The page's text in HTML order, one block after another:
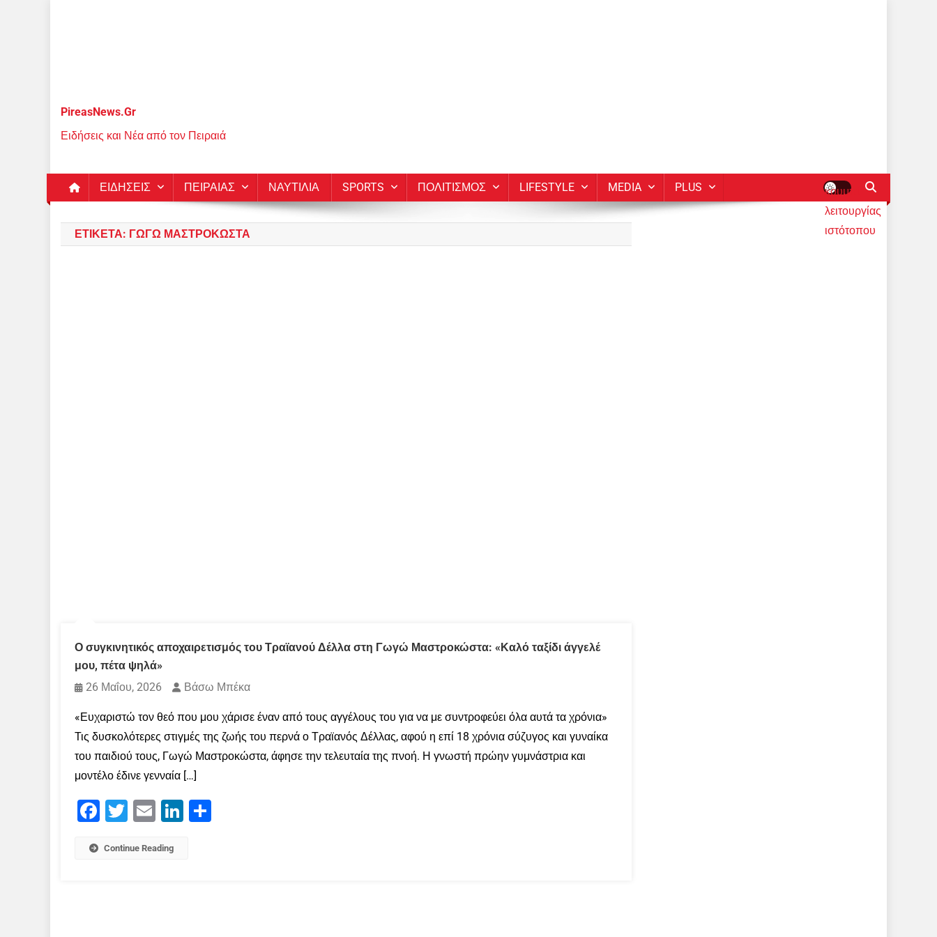
PireasNews.Gr
Ειδήσεις και Νέα από τον Πειραιά
ΕΙΔΗΣΕΙΣ ΠΕΙΡΑΙΑΣ ΝΑΥΤΙΛΙΑ SPORTS ΠΟΛΙΤΙΣΜΟΣ LIFESTYLE MEDIA PLUS
κουμπί
λειτουργίας
ιστότοπου
ΕΤΙΚΈΤΑ: ΓΩΓΏ ΜΑΣΤΡΟΚΏΣΤΑ
Ο συγκινητικός αποχαιρετισμός του Τραϊανού Δέλλα στη Γωγώ Μαστροκώστα: «Καλό ταξίδι άγγελέ
μου, πέτα ψηλά»
26 Μαΐου, 2026
Βάσω Μπέκα
«Ευχαριστώ τον θεό που μου χάρισε έναν από τους αγγέλους του για να με συντροφεύει όλα αυτά τα χρόνια»
Τις δυσκολότερες στιγμές της ζωής του περνά ο Τραϊανός Δέλλας, αφού η επί 18 χρόνια σύζυγος και γυναίκα
του παιδιού τους, Γωγώ Μαστροκώστα, άφησε την τελευταία της πνοή. Η γνωστή πρώην γυμνάστρια και
μοντέλο έδινε γενναία […]
Facebook
Twitter Email LinkedIn
Continue Reading